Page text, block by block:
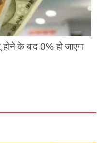
के बाद 0% हो जाएगा